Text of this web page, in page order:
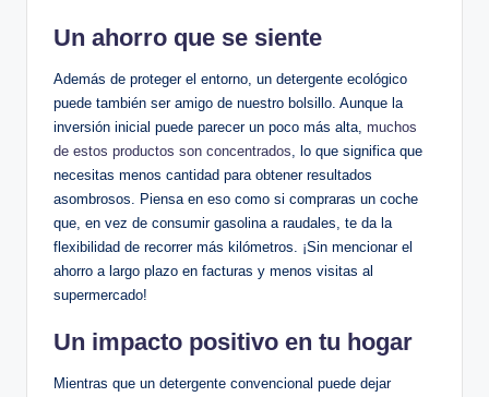
Un ahorro que se siente
Además de proteger el entorno, un detergente ecológico
puede también ser amigo de nuestro bolsillo. Aunque la
inversión inicial puede parecer un poco más alta, muchos
de estos productos son concentrados , lo que significa que
necesitas menos cantidad para obtener resultados
asombrosos. Piensa en eso como si compraras un coche
que, en vez de consumir gasolina a raudales, te da la
flexibilidad de recorrer más kilómetros. ¡Sin mencionar el
ahorro a largo plazo en facturas y menos visitas al
supermercado!
Un impacto positivo en tu hogar
Mientras que un detergente convencional puede dejar